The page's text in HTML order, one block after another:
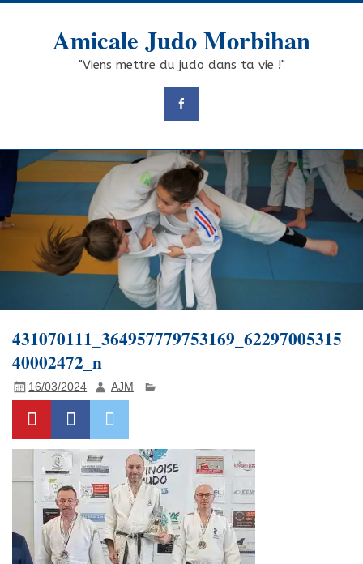
Skip
Amicale Judo Morbihan
"Viens mettre du judo dans ta vie !"
431070111_364957779753169_62297005315
40002472_n
16/03/2024 AJM